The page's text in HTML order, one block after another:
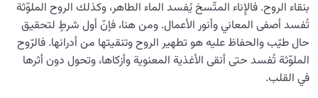
بنقاء الروح. فالإِناء المتّسخ يُفسد الماء الطاهر، وكذلك الروح الملوّثة
تُفسد أصفى المعاني وأنور الأعمال. ومن هنا، فإنّ أول شرطٍ لتحقيق
حال طيّب والحفاظ عليه هو تطهير الروح وتنقيتها من أدرانها. فالرّوح
الملوّثة تُفسد حتى أنقى الأغذية المعنوية وأزكاها، وتحول دون أثرها
في القلب.